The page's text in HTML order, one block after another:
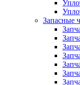
Запасные